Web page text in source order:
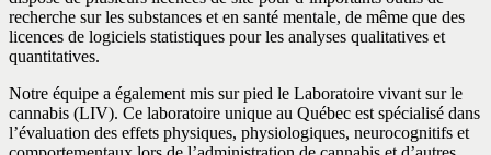
recherche sur les substances et en santé mentale, de même que des
licences de logiciels statistiques pour les analyses qualitatives et
quantitatives.
Notre équipe a également mis sur pied le Laboratoire vivant sur le
cannabis (LIV). Ce laboratoire unique au Québec est spécialisé dans
l’évaluation des effets physiques, physiologiques, neurocognitifs et